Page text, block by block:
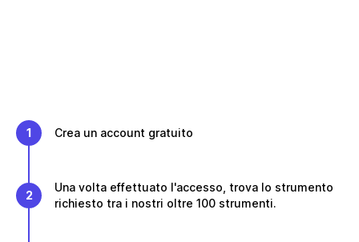
1 Crea un account gratuito
2
Una volta effettuato l'accesso, trova lo strumento
richiesto tra i nostri oltre 100 strumenti.